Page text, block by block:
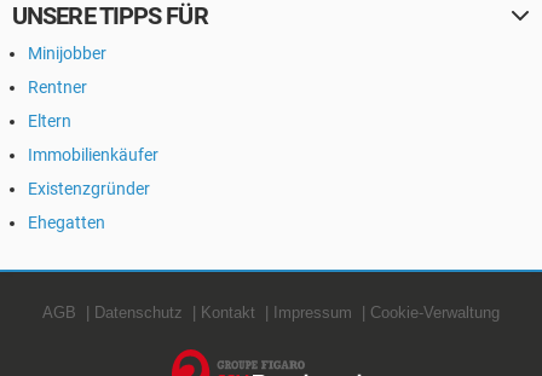
UNSERE TIPPS FÜR
Minijobber
Rentner
Eltern
Immobilienkäufer
Existenzgründer
Ehegatten
AGB Datenschutz Kontakt Impressum Cookie-Verwaltung